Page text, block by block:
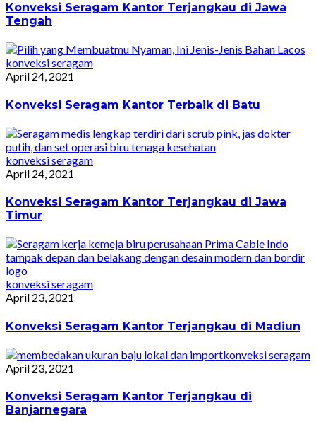
Konveksi Seragam Kantor Terjangkau di Jawa
Tengah
konveksi seragam
April 24, 2021
Konveksi Seragam Kantor Terbaik di Batu
konveksi seragam
April 24, 2021
Konveksi Seragam Kantor Terjangkau di Jawa
Timur
konveksi seragam
April 23, 2021
Konveksi Seragam Kantor Terjangkau di Madiun
konveksi seragam
April 23, 2021
Konveksi Seragam Kantor Terjangkau di
Banjarnegara